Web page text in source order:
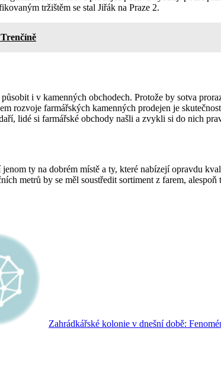
tržištěm se stal Jiřák na Praze 2.
i v kamenných obchodech. Protože by sotva
rozvoje farmářských kamenných prodejen je
lidé si farmářské obchody našli a zvykli si do nich
ty na dobrém místě a ty, které nabízejí opravdu
metrů by se měl soustředit sortiment z farem,
Zahrádkářské kolonie v dnešní době: